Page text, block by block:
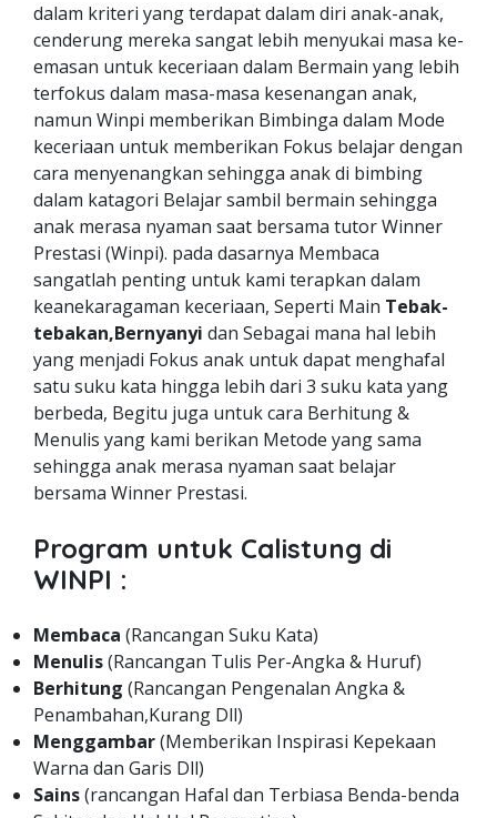
dalam kriteri yang terdapat dalam diri anak-anak,
cenderung mereka sangat lebih menyukai masa ke-
emasan untuk keceriaan dalam Bermain yang lebih
terfokus dalam masa-masa kesenangan anak,
namun Winpi memberikan Bimbinga dalam Mode
keceriaan untuk memberikan Fokus belajar dengan
cara menyenangkan sehingga anak di bimbing
dalam katagori Belajar sambil bermain sehingga
anak merasa nyaman saat bersama tutor Winner
Prestasi (Winpi). pada dasarnya Membaca
sangatlah penting untuk kami terapkan dalam
keanekaragaman keceriaan, Seperti Main Tebak-
tebakan,Bernyanyi dan Sebagai mana hal lebih
yang menjadi Fokus anak untuk dapat menghafal
satu suku kata hingga lebih dari 3 suku kata yang
berbeda, Begitu juga untuk cara Berhitung &
Menulis yang kami berikan Metode yang sama
sehingga anak merasa nyaman saat belajar
bersama Winner Prestasi.
Program untuk Calistung di
WINPI :
Membaca (Rancangan Suku Kata)
Menulis(Rancangan Tulis Per-Angka & Huruf)
Berhitung (Rancangan Pengenalan Angka &
Penambahan,Kurang Dll)
Menggambar(Memberikan Inspirasi Kepekaan
Warna dan Garis Dll)
Sains(rancangan Hafal dan Terbiasa Benda-benda